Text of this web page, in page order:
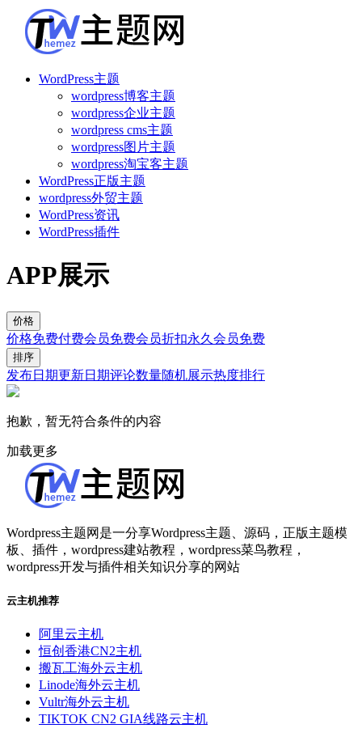
WordPress主题
wordpress博客主题
wordpress企业主题
wordpress cms主题
wordpress图片主题
wordpress淘宝客主题
WordPress正版主题
wordpress外贸主题
WordPress资讯
WordPress插件
APP展示
价格
价格免费付费会员免费会员折扣永久会员免费
排序
发布日期更新日期评论数量随机展示热度排行
抱歉，暂无符合条件的内容
加载更多
Wordpress主题网是一分享Wordpress主题、源码，正版主题模
板、插件，wordpress建站教程，wordpress菜鸟教程，
wordpress开发与插件相关知识分享的网站
云主机推荐
阿里云主机
恒创香港CN2主机
搬瓦工海外云主机
Linode海外云主机
Vultr海外云主机
TIKTOK CN2 GIA线路云主机